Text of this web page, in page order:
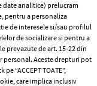
si conditii
de
de cookies
date analitice) prelucram
pentru a personaliza
de interesele si/sau profilul
de socializare si pentru a
prevazute de art. 15-22 din
personal. Aceste drepturi pot
pe “ACCEPT TOATE”,
care implica inclusiv